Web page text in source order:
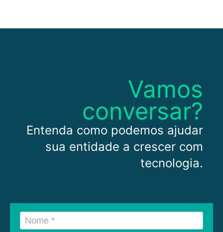
Vamos
conversar?
Entenda como podemos ajudar
sua entidade a crescer com
tecnologia.